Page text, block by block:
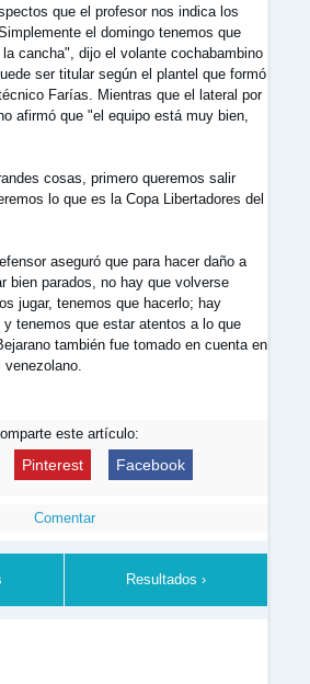
que el profesor nos indica los
el domingo tenemos que
cancha", dijo el volante cochabambino
ser titular según el plantel que formó
Farías. Mientras que el lateral por
afirmó que "el equipo está muy bien,
cosas, primero queremos salir
lo que es la Copa Libertadores del
aseguró que para hacer daño a
bien parados, no hay que volverse
jugar, tenemos que hacerlo; hay
y tenemos que estar atentos a lo que
también fue tomado en cuenta en
venezolano.
este artículo:
Pinterest Facebook
Comentar
Resultados ›